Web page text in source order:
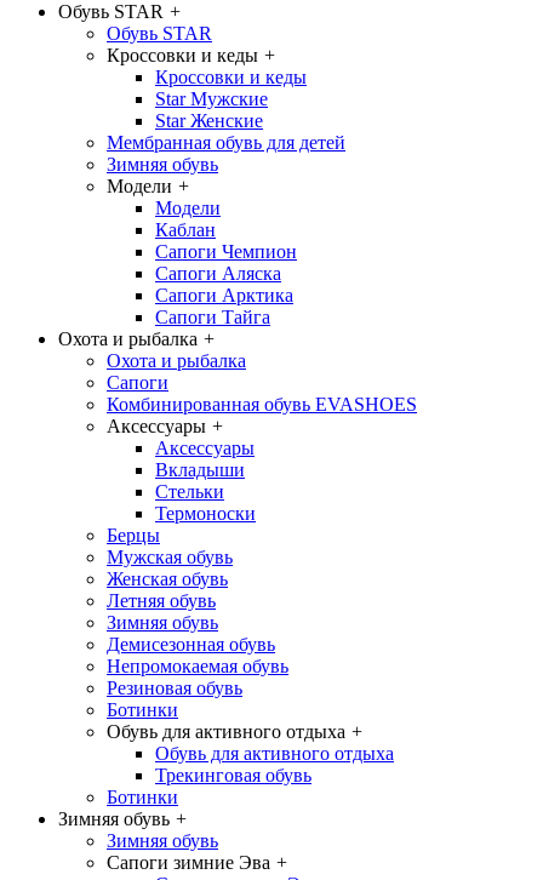
Обувь STAR +
Обувь STAR
Кроссовки и кеды +
Кроссовки и кеды
Star Мужские
Star Женские
Мембранная обувь для детей
Зимняя обувь
Модели +
Модели
Каблан
Сапоги Чемпион
Сапоги Аляска
Сапоги Арктика
Сапоги Тайга
Охота и рыбалка +
Охота и рыбалка
Сапоги
Комбинированная обувь EVASHOES
Аксессуары +
Аксессуары
Вкладыши
Стельки
Термоноски
Берцы
Мужская обувь
Женская обувь
Летняя обувь
Зимняя обувь
Демисезонная обувь
Непромокаемая обувь
Резиновая обувь
Ботинки
Обувь для активного отдыха +
Обувь для активного отдыха
Трекинговая обувь
Ботинки
Зимняя обувь +
Зимняя обувь
Сапоги зимние Эва +